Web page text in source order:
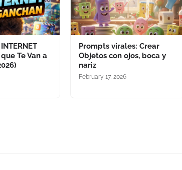
Te Van a
Prompts virales: Crear
Objetos con ojos, boca y
nariz
February 17, 2026